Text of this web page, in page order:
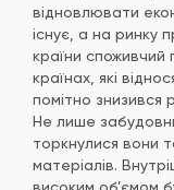
відновлювати
існує, а на ринку
країни споживчий
країнах, які
помітно знизився
Не лише
торкнулися вони
матеріалів.